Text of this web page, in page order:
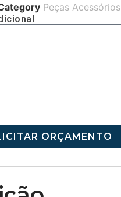
Peças Acessórios
ORÇAMENTO